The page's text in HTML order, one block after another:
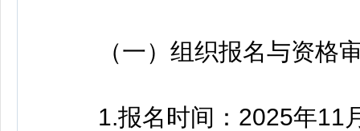
（一）组织报名与资格
1.报名时间：2025年11